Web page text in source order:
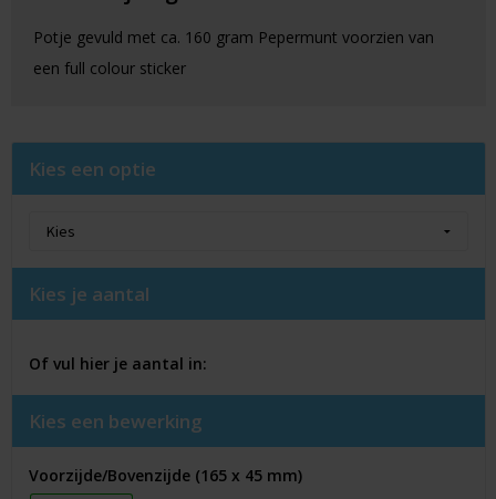
Potje gevuld met ca. 160 gram Pepermunt voorzien van
een full colour sticker
Kies een optie
Kies je aantal
Of vul hier je aantal in:
Kies een bewerking
Voorzijde/Bovenzijde (165 x 45 mm)